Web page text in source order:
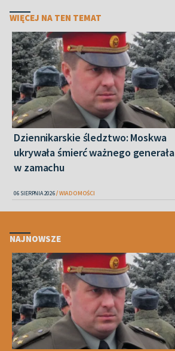
WIĘCEJ NA TEN TEMAT
Dziennikarskie śledztwo: Moskwa
ukrywała śmierć ważnego generała
w zamachu
06 SIERPNIA 2026 WIADOMOŚCI
NAJNOWSZE